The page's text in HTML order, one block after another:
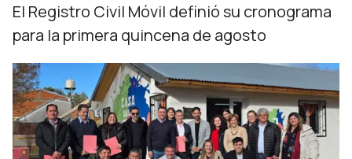
El Registro Civil Móvil definió su cronograma
para la primera quincena de agosto